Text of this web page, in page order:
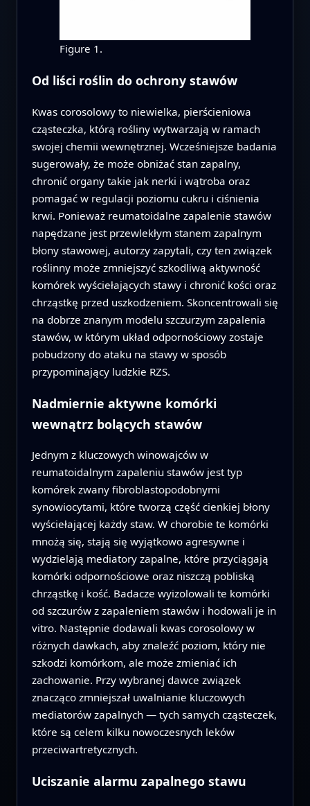
Figure 1.
Od liści roślin do ochrony stawów
Kwas corosolowy to niewielka, pierścieniowa
cząsteczka, którą rośliny wytwarzają w ramach
swojej chemii wewnętrznej. Wcześniejsze badania
sugerowały, że może obniżać stan zapalny,
chronić organy takie jak nerki i wątroba oraz
pomagać w regulacji poziomu cukru i ciśnienia
krwi. Ponieważ reumatoidalne zapalenie stawów
napędzane jest przewlekłym stanem zapalnym
błony stawowej, autorzy zapytali, czy ten związek
roślinny może zmniejszyć szkodliwą aktywność
komórek wyściełających stawy i chronić kości oraz
chrząstkę przed uszkodzeniem. Skoncentrowali się
na dobrze znanym modelu szczurzym zapalenia
stawów, w którym układ odpornościowy zostaje
pobudzony do ataku na stawy w sposób
przypominający ludzkie RZS.
Nadmiernie aktywne komórki
wewnątrz bolących stawów
Jednym z kluczowych winowajców w
reumatoidalnym zapaleniu stawów jest typ
komórek zwany fibroblastopodobnymi
synowiocytami, które tworzą część cienkiej błony
wyściełającej każdy staw. W chorobie te komórki
mnożą się, stają się wyjątkowo agresywne i
wydzielają mediatory zapalne, które przyciągają
komórki odpornościowe oraz niszczą pobliską
chrząstkę i kość. Badacze wyizolowali te komórki
od szczurów z zapaleniem stawów i hodowali je in
vitro. Następnie dodawali kwas corosolowy w
różnych dawkach, aby znaleźć poziom, który nie
szkodzi komórkom, ale może zmieniać ich
zachowanie. Przy wybranej dawce związek
znacząco zmniejszał uwalnianie kluczowych
mediatorów zapalnych — tych samych cząsteczek,
które są celem kilku nowoczesnych leków
przeciwartretycznych.
Uciszanie alarmu zapalnego stawu